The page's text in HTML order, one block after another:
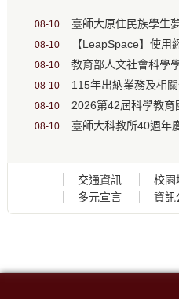
08-10 臺師大原住民族學生夢想營〈
08-10 【LeapSpace】使用
08-10 教育部人文社會科學學術人才跨
08-10 115年出納業務及相關作業系
08-10 2026第42屆科學教育
08-10 臺師大科教所40週年
交通資訊 校園
多元宣言
資訊